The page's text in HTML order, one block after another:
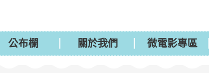
公布欄 關於我們 微電影專區